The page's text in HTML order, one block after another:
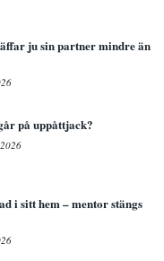
ju sin partner mindre än
på uppåttjack?
i sitt hem – mentor stängs